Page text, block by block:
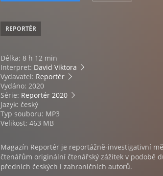
REPORTÉR
Délka: 8 h 12 min
Interpret: David Viktora
Vydavatel: Reportér
Vydáno: 2020
Série: Reportér 2020
Jazyk: český
Typ souboru: MP3
Velikost: 463 MB
Magazín Reportér je reportážně-investigativní
čtenářům originální čtenářský zážitek v podobě
předních českých i zahraničních autorů.